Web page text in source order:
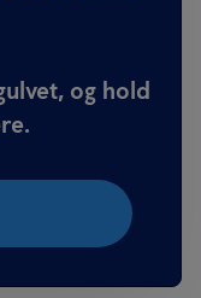
og hold